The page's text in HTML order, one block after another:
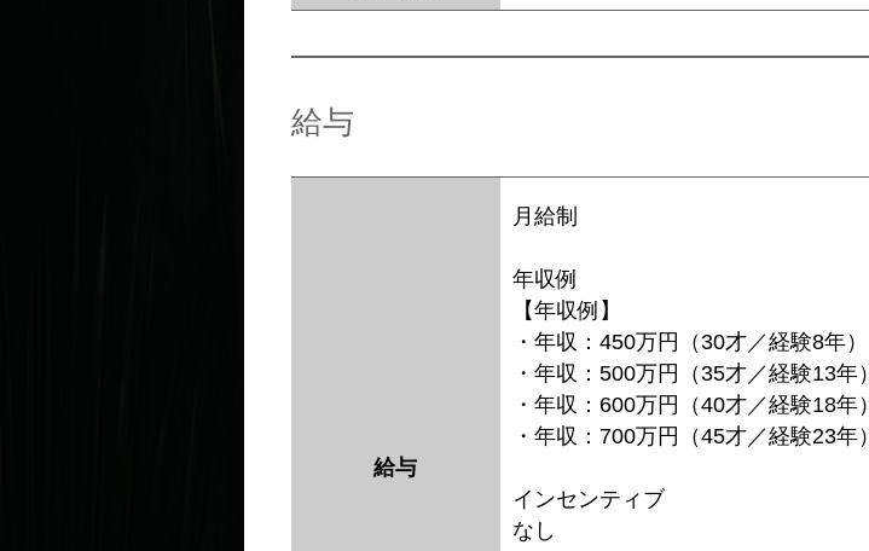
給与
給与
月給制
年収例
【年収例】
・年収：450万円（30才／経験8年）
・年収：500万円（35才／経験13年）
・年収：600万円（40才／経験18年）
・年収：700万円（45才／経験23年）
インセンティブ
なし